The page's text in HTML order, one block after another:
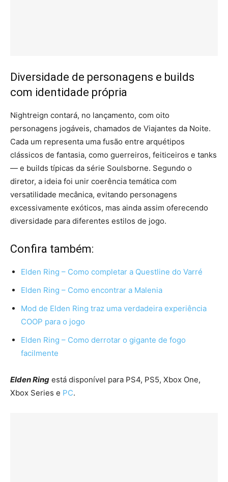
Diversidade de personagens e builds
com identidade própria
Nightreign contará, no lançamento, com oito
personagens jogáveis, chamados de Viajantes da Noite.
Cada um representa uma fusão entre arquétipos
clássicos de fantasia, como guerreiros, feiticeiros e tanks
— e builds típicas da série Soulsborne. Segundo o
diretor, a ideia foi unir coerência temática com
versatilidade mecânica, evitando personagens
excessivamente exóticos, mas ainda assim oferecendo
diversidade para diferentes estilos de jogo.
Confira também:
Elden Ring – Como completar a Questline do Varré
Elden Ring – Como encontrar a Malenia
Mod de Elden Ring traz uma verdadeira experiência
COOP para o jogo
Elden Ring – Como derrotar o gigante de fogo
facilmente
Elden Ring está disponível para PS4, PS5, Xbox One,
Xbox Series e PC.